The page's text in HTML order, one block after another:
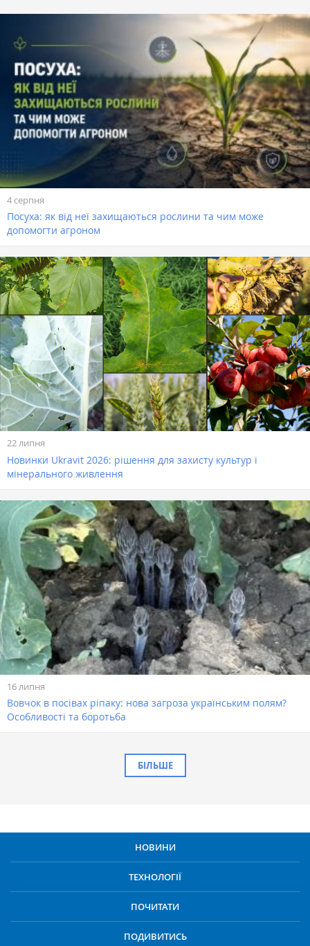
4 серпня
Посуха: як від неї захищаються рослини та чим може
допомогти агроном
22 липня
Новинки Ukravit 2026: рішення для захисту культур і
мінерального живлення
16 липня
Вовчок в посівах ріпаку: нова загроза українським полям?
Особливості та боротьба
БІЛЬШЕ
НОВИНИ
ТЕХНОЛОГІЇ
ПОЧИТАТИ
ПОДИВИТИСЬ